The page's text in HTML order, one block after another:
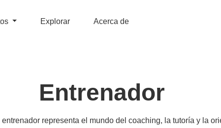
Explorar Acerca de
Entrenador
representa el mundo del coaching, la tutoría y la